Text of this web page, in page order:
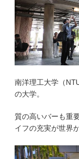
南洋理工大学（
の大学。
質の高いバーも重
イフの充実が世界